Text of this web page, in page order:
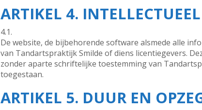
ARTIKEL 4.
4.1.
De website, de bijbehorende software alsmede alle
van Tandartspraktijk Smilde of diens licentiegevers.
zonder aparte schriftelijke toestemming van
toegestaan.
ARTIKEL 5. DUUR EN